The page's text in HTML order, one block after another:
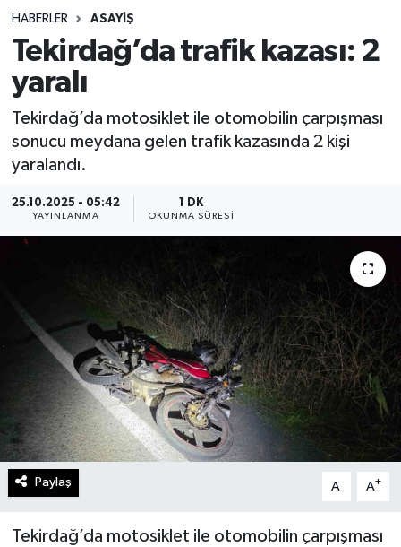
HABERLER ASAYIŞ
Tekirdağ’da trafik kazası: 2
yaralı
Tekirdağ’da motosiklet ile otomobilin çarpışması
sonucu meydana gelen trafik kazasında 2 kişi
yaralandı.
25.10.2025 - 05:42
YAYINLANMA
1 DK
OKUNMA SÜRESI
Paylaş A- A+
Tekirdağ’da motosiklet ile otomobilin çarpışması
Spor
Teknoloji
Yaşam